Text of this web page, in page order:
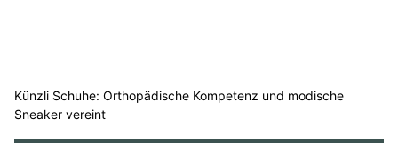
Künzli Schuhe: Orthopädische Kompetenz und modische
Sneaker vereint